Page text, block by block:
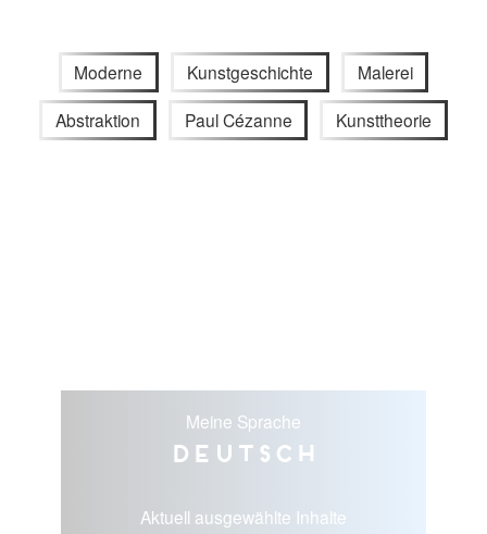
Moderne Kunstgeschichte Malerei
Abstraktion Paul Cézanne Kunsttheorie
Meine Sprache
Deutsch
Aktuell ausgewählte Inhalte